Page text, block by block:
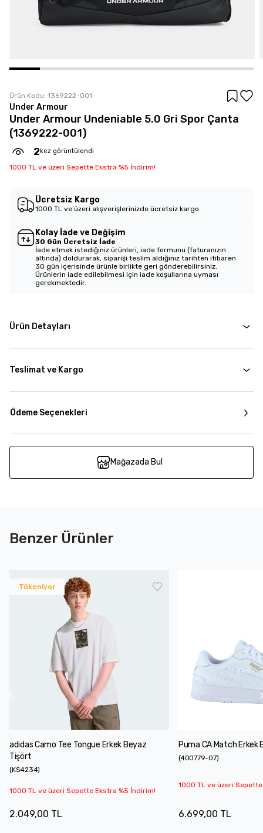
Ürün Kodu: 1369222-001
Under Armour
Under Armour Undeniable 5.0 Gri Spor Çanta
(1369222-001)
2 kez görüntülendi
1000 TL ve üzeri Sepette Ekstra %5 İndirim!
Ücretsiz Kargo
1000 TL ve üzeri alışverişlerinizde ücretsiz kargo.
Kolay İade ve Değişim
30 Gün Ücretsiz İade
İade etmek istediğiniz ürünleri, iade formunu (faturanızın
altında) doldurarak, siparişi teslim aldığınız tarihten itibaren
30 gün içerisinde ürünle birlikte geri gönderebilirsiniz.
Ürünlerin iade edilebilmesi için iade koşullarına uyması
gerekmektedir.
Ürün Detayları
Teslimat ve Kargo
Ödeme Seçenekleri
Mağazada Bul
Benzer Ürünler
Tükeniyor
adidas Camo Tee Tongue Erkek Beyaz
Tişört
(KS4234)
1000 TL ve üzeri Sepette Ekstra %5 İndirim!
2.049,00 TL
Puma CA Match Erkek
(400779-07)
1000 TL ve üzeri
6.699,00 TL